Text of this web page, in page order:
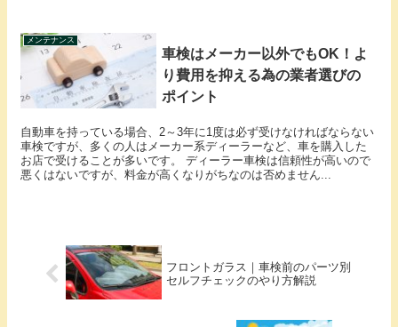
メンテナンス
車検はメーカー以外でもOK！よ
り費用を抑える為の業者選びの
ポイント
自動車を持っている場合、2～3年に1度は必ず受けなければならない
車検ですが、多くの人はメーカー系ディーラーなど、車を購入した
お店で受けることが多いです。 ディーラー車検は信頼性が高いので
悪くはないですが、料金が高くなりがちなのは否めません...
フロントガラス｜車検前のパーツ別
セルフチェックのやり方解説